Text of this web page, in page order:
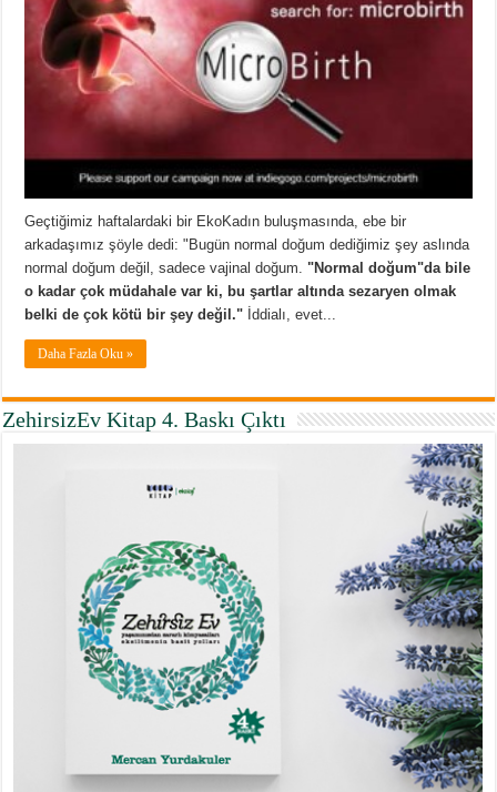
Geçtiğimiz haftalardaki bir EkoKadın buluşmasında, ebe bir
arkadaşımız şöyle dedi: "Bugün normal doğum dediğimiz şey aslında
normal doğum değil, sadece vajinal doğum."Normal doğum"da bile
o kadar çok müdahale var ki, bu şartlar altında sezaryen olmak
belki de çok kötü bir şey değil." İddialı, evet...
Daha Fazla Oku »
ZehirsizEv Kitap 4. Baskı Çıktı